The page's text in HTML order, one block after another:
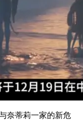
奈蒂莉一家的新危